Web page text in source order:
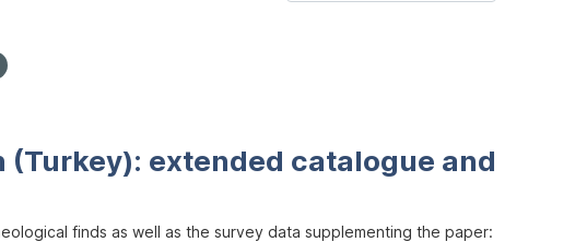
(Turkey): extended catalogue and
finds as well as the survey data supplementing the paper: